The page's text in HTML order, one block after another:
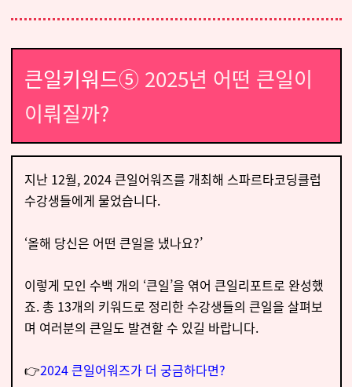
큰일키워드⑤ 2025년 어떤 큰일이
이뤄질까?
지난 12월, 2024 큰일어워즈를 개최해 스파르타코딩클럽
수강생들에게 물었습니다.
‘올해 당신은 어떤 큰일을 냈나요?’
이렇게 모인 수백 개의 ‘큰일’을 엮어 큰일리포트로 완성했
죠. 총 13개의 키워드로 정리한 수강생들의 큰일을 살펴보
며 여러분의 큰일도 발견할 수 있길 바랍니다.
👉2024 큰일어워즈가 더 궁금하다면?